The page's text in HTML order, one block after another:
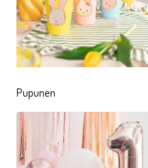
nostamaan
Seuraavaksi muutama
olevista,
Eläimet -tuoteperhe,
kattaustarvikkeet,
paljon muuta. Kukapa ei
Pupunen